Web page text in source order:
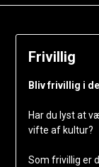
Frivillig
Bliv frivillig i
Har du lyst at
vifte af kultur?
Som frivillig er